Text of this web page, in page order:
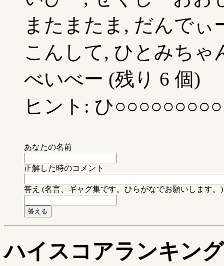
またまたま, だんで
こんして, ひとみちゃ
べいべー (残り 6 個)
ヒント: ひ
あなたの名前
正解した時のコメント
答え (名言、ギャグ集です。ひらがなでお願いします。)
ハイスコアランキング